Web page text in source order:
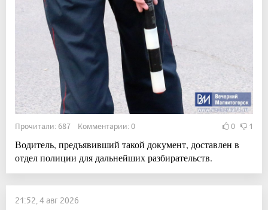
Прочитали: 687 Комментарии: 0 0 1
Водитель, предъявивший такой документ, доставлен в
отдел полиции для дальнейших разбирательств.
21:52, 4 авг 2026